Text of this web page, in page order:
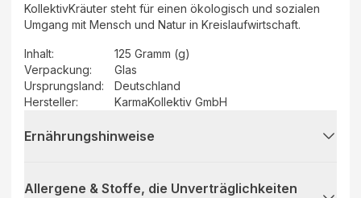
KollektivKräuter steht für einen ökologisch und sozialen
Umgang mit Mensch und Natur in Kreislaufwirtschaft.
Inhalt:
125 Gramm (g)
Verpackung:
Glas
Ursprungsland:
Deutschland
Hersteller: KarmaKollektiv GmbH
Ernährungshinweise
Allergene & Stoffe, die Unverträglichkeiten